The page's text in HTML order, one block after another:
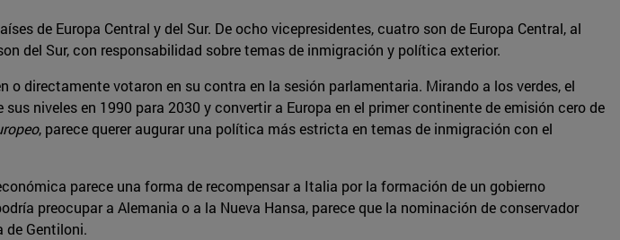
de Europa Central y del Sur. De ocho vicepresidentes, cuatro son de Europa Central, al
del Sur, con responsabilidad sobre temas de inmigración y política exterior.
o directamente votaron en su contra en la sesión parlamentaria. Mirando a los verdes, el
niveles en 1990 para 2030 y convertir a Europa en el primer continente de emisión cero de
, parece querer augurar una política más estricta en temas de inmigración con el
parece una forma de recompensar a Italia por la formación de un gobierno
preocupar a Alemania o a la Nueva Hansa, parece que la nominación de conservador
de Gentiloni.